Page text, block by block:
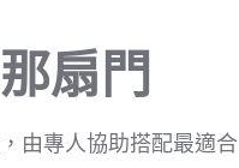
扇門
由專人協助搭配最適合